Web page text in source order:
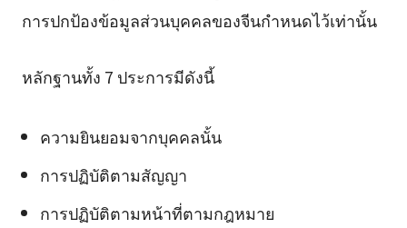
การปกป้องข้อมูลส่วนบุคคลของจีนกำหนดไว้เท่านั้น
หลักฐานทั้ง 7 ประการมีดังนี้
ความยินยอมจากบุคคลนั้น
การปฏิบัติตามสัญญา
การปฏิบัติตามหน้าที่ตามกฎหมาย